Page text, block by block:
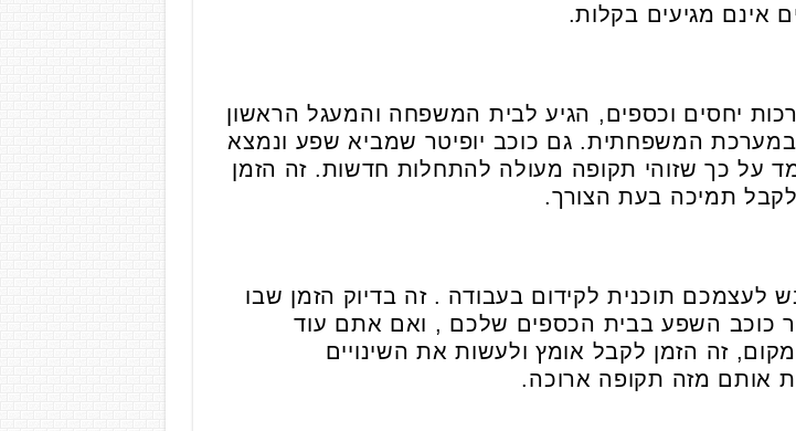
אינם מגיעים בקלות.
יחסים וכספים, הגיע לבית המשפחה והמעגל הראשון
במערכת המשפחתית. גם כוכב יופיטר שמביא שפע ונמצא
כך שזוהי תקופה מעולה להתחלות חדשות. זה הזמן
תמיכה בעת הצורך.
תוכנית לקידום בעבודה . זה בדיוק הזמן שבו
כוכב השפע בבית הכספים שלכם , ואם אתם עוד
זה הזמן לקבל אומץ ולעשות את השינויים
אותם מזה תקופה ארוכה.